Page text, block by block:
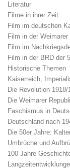
Literatur
Filme in ihrer Zeit
Film im deutschen
Film in der
Film im
Film in der BRD der
Historische Themen
Kaiserreich,
Die Revolution
Die Weimarer
Faschismus in
Deutschland nach
Die 50er Jahre:
Umbrüche und
100 Jahre